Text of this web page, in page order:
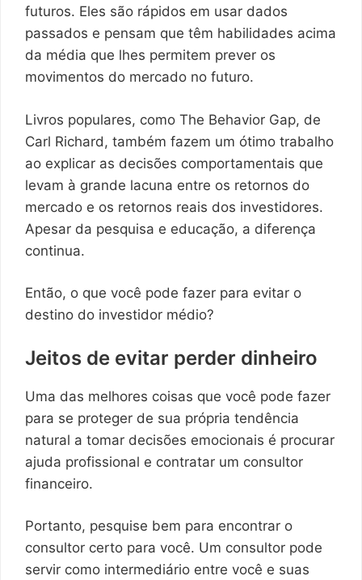
futuros. Eles são rápidos em usar dados
passados ​​e pensam que têm habilidades acima
da média que lhes permitem prever os
movimentos do mercado no futuro.
Livros populares, como The Behavior Gap, de
Carl Richard, também fazem um ótimo trabalho
ao explicar as decisões comportamentais que
levam à grande lacuna entre os retornos do
mercado e os retornos reais dos investidores.
Apesar da pesquisa e educação, a diferença
continua.
Então, o que você pode fazer para evitar o
destino do investidor médio?
Jeitos de evitar perder dinheiro
Uma das melhores coisas que você pode fazer
para se proteger de sua própria tendência
natural a tomar decisões emocionais é procurar
ajuda profissional e contratar um consultor
financeiro.
Portanto, pesquise bem para encontrar o
consultor certo para você. Um consultor pode
servir como intermediário entre você e suas